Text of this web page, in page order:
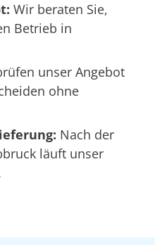
Wir beraten Sie,
Betrieb in
unser Angebot
ohne
Nach der
läuft unser